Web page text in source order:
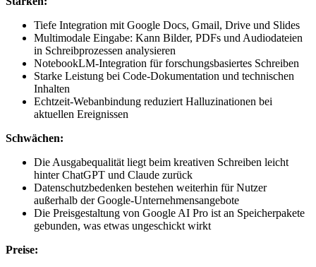
Tiefe Integration mit Google Docs, Gmail, Drive und Slides
Multimodale Eingabe: Kann Bilder, PDFs und Audiodateien
in Schreibprozessen analysieren
NotebookLM-Integration für forschungsbasiertes Schreiben
Starke Leistung bei Code-Dokumentation und technischen
Inhalten
Echtzeit-Webanbindung reduziert Halluzinationen bei
aktuellen Ereignissen
Schwächen:
Die Ausgabequalität liegt beim kreativen Schreiben leicht
hinter ChatGPT und Claude zurück
Datenschutzbedenken bestehen weiterhin für Nutzer
außerhalb der Google-Unternehmensangebote
Die Preisgestaltung von Google AI Pro ist an Speicherpakete
gebunden, was etwas ungeschickt wirkt
Preise: